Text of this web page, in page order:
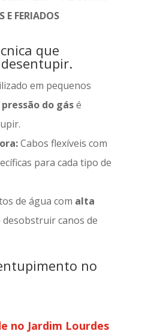
E FERIADOS
que
em pequenos
pressão do gásé
Cabos flexíveis com
para cada tipo de
de água com alta
canos de
no
no Jardim Lourdes